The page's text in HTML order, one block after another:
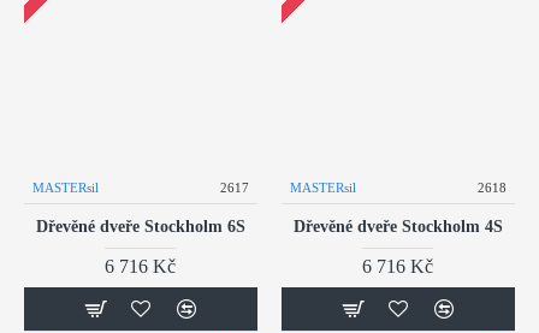
MASTERsil 2617
Dřevěné dveře Stockholm 6S
6 716 Kč
MASTERsil 2618
Dřevěné dveře Stockholm 4S
6 716 Kč